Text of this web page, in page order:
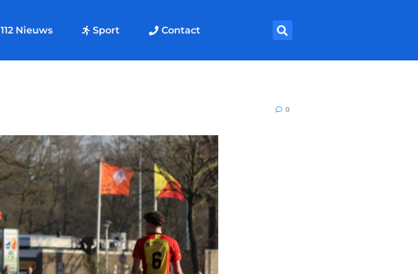
112 Nieuws Sport Contact
0